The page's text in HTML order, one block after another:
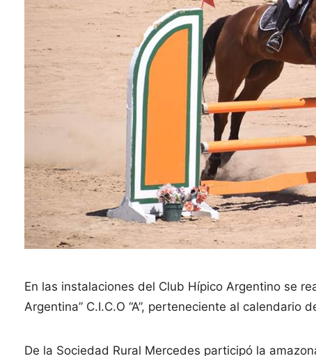
En las instalaciones del Club Hípico Argentino se
Argentina” C.I.C.O “A”, perteneciente al calendario
De la Sociedad Rural Mercedes participó la